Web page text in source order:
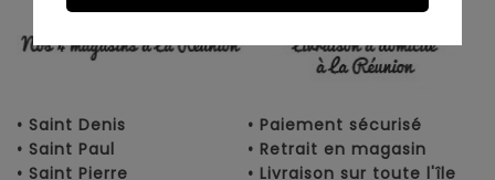
• Saint Denis
• Saint Paul
• Saint Pierre
• Paiement sécurisé
• Retrait en magasin
• Livraison sur toute l'île